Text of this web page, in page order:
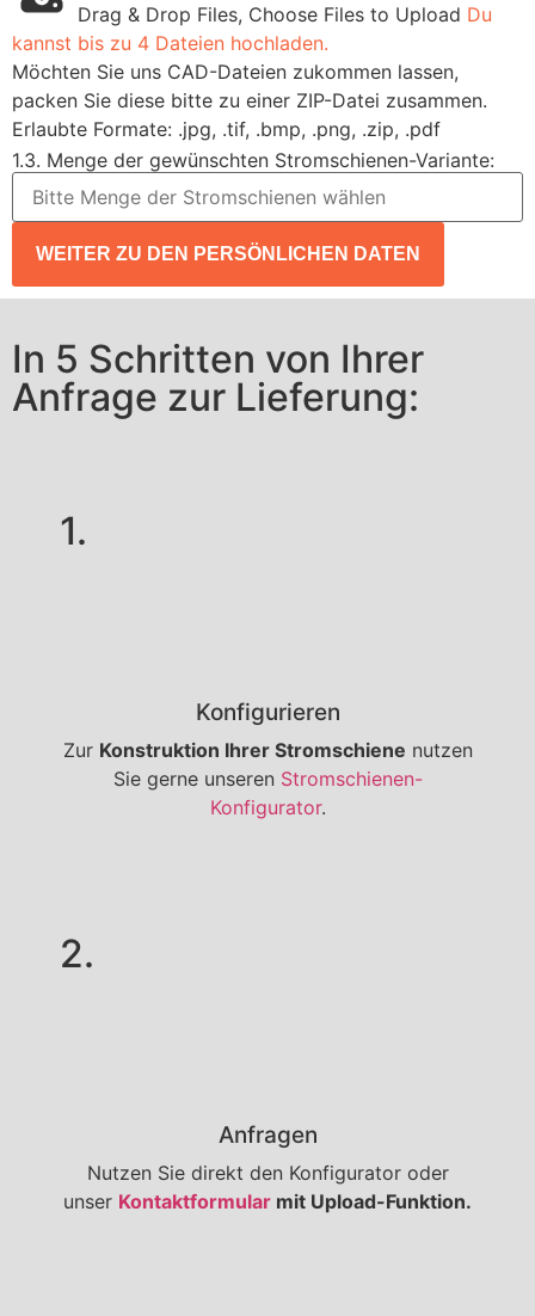
Drag & Drop Files, Choose Files to Upload Du
kannst bis zu 4 Dateien hochladen.
Möchten Sie uns CAD-Dateien zukommen lassen,
packen Sie diese bitte zu einer ZIP-Datei zusammen.
Erlaubte Formate: .jpg, .tif, .bmp, .png, .zip, .pdf
1.3. Menge der gewünschten Stromschienen-Variante:
WEITER ZU DEN PERSÖNLICHEN DATEN
In 5 Schritten von Ihrer
Anfrage zur Lieferung:
1.
Konfigurieren
Zur Konstruktion Ihrer Stromschiene nutzen
Sie gerne unseren Stromschienen-
Konfigurator.
2.
Anfragen
Nutzen Sie direkt den Konfigurator oder
unser Kontaktformular mit Upload-Funktion.